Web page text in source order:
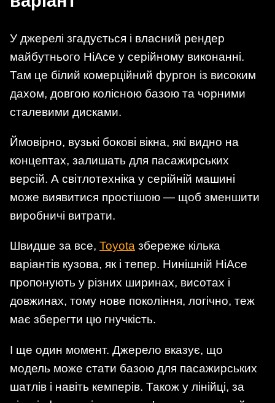
У джерелі згадується і власний рендер
майбутнього HiAce у серійному виконанні.
Там це білий комерційний фургон із високим
дахом, довгою колісною базою та чорними
сталевими дисками.
Ймовірно, вузькі бокові вікна, які видно на
концептах, залишать для пасажирських
версій. А світлотехніка у серійній машині
може виявитися простішою — щоб зменшити
виробничі витрати.
Швидше за все, Toyota збереже кілька
варіантів кузова, як і тепер. Нинішній HiAce
пропонують у різних ширинах, висотах і
довжинах, тому нове покоління, логічно, теж
має зберегти цю гнучкість.
І ще один момент. Джерело вказує, що
модель може стати базою для пасажирських
шатлів і навіть кемперів. Також у лінійці, за